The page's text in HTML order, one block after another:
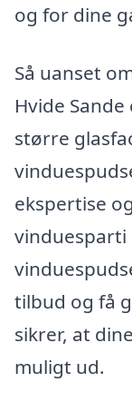
og for dine
Så uanset
Hvide
større
ekspertise
vinduesparti
tilbud og få
sikrer, at
muligt ud.